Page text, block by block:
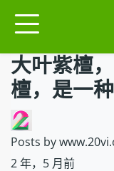
大叶紫檀
檀，是一
Posts by
2 年，5 月前